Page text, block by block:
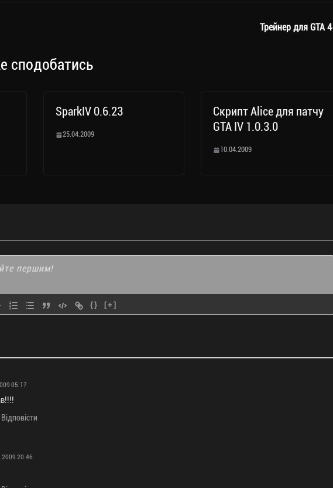
ся
Трейнер для GTA 4
сподобатись
SparkIV 0.6.23
25.04.2009
Скрипт Alice для патчу
GTA IV 1.0.3.0
10.04.2009
{} [+]
05:17
Відповісти
20:46